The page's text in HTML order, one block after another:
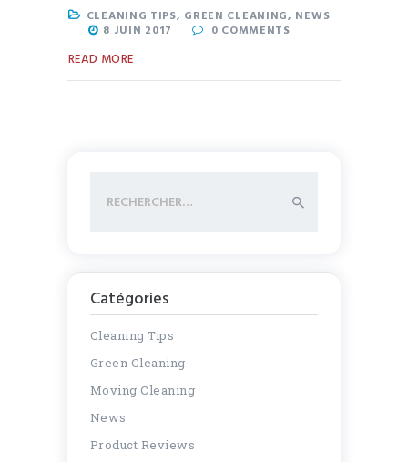
CLEANING TIPS, GREEN CLEANING, NEWS
8 JUIN 2017
0 COMMENTS
READ MORE
Catégories
Cleaning Tips
Green Cleaning
Moving Cleaning
News
Product Reviews